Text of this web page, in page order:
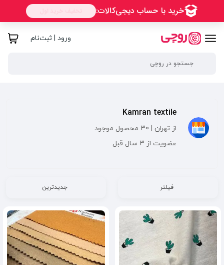
ورود | ثبت‌نام
Kamran textile
از تهران | 30 محصول موجود
عضویت از 3 سال قبل
فیلتر جدیدترین